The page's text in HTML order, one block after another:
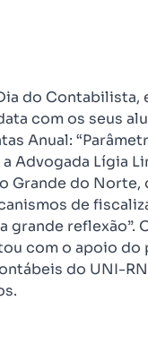
do
com os seus
Anual:
Advogada Lígia
Grande do
de
grande reflexão”.
com o apoio
do UNI-